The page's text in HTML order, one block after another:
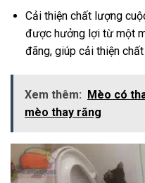
Cải thiện chất lượng
được hưởng lợi từ một
đãng, giúp cải thiện
Xem thêm: Mèo có
mèo thay răng